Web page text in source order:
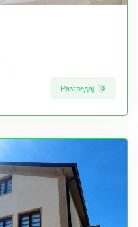
Разгледај